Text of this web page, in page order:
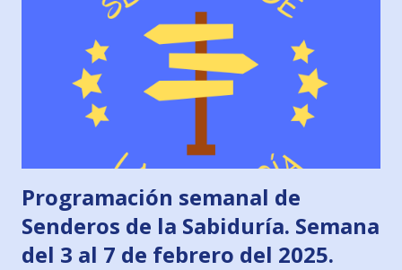
Programación semanal de
Senderos de la Sabiduría. Semana
del 3 al 7 de febrero del 2025.